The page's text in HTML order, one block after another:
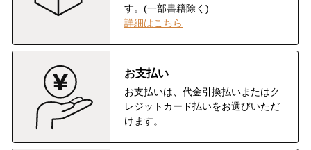
す。(一部書籍除く)
詳細はこちら
お支払い
お支払いは、代金引換払いまたはク
レジットカード払いをお選びいただ
けます。